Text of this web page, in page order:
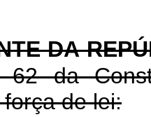
DA
da
de lei: